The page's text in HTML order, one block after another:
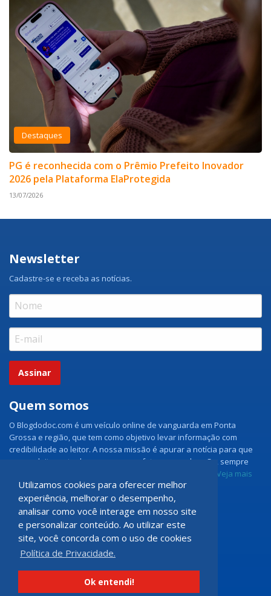
Utilizamos cookies para oferecer melhor
experiência, melhorar o desempenho,
analisar como você interage em nosso site
e personalizar conteúdo. Ao utilizar este
site, você concorda com o uso de cookies
Política de Privacidade.
Ok entendi!
Destaques
PG é reconhecida com o Prêmio Prefeito Inovador
2026 pela Plataforma ElaProtegida
13/07/2026
Newsletter
Cadastre-se e receba as notícias.
Assinar
Quem somos
O Blogdodoc.com é um veículo online de vanguarda em Ponta
Grossa e região, que tem como objetivo levar informação com
credibilidade ao leitor. A nossa missão é apurar a notícia para que
nossos leitores tenham acesso aos fatos como eles são, sempre
Veja mais
Grupo Doc.com
Rua Rio de Janeiro, 150 - Sala 102
CEP: 84070-060 - Nova Rússia
Ponta Grossa \ PR